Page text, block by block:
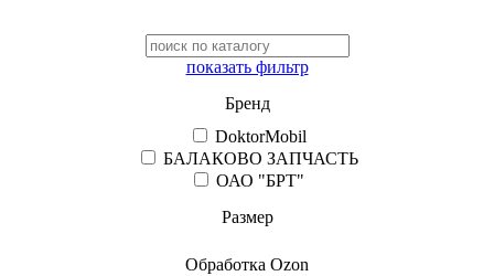
показать фильтр
Бренд
DoktorMobil
БАЛАКОВО ЗАПЧАСТЬ
ОАО "БРТ"
Размер
Обработка Ozon